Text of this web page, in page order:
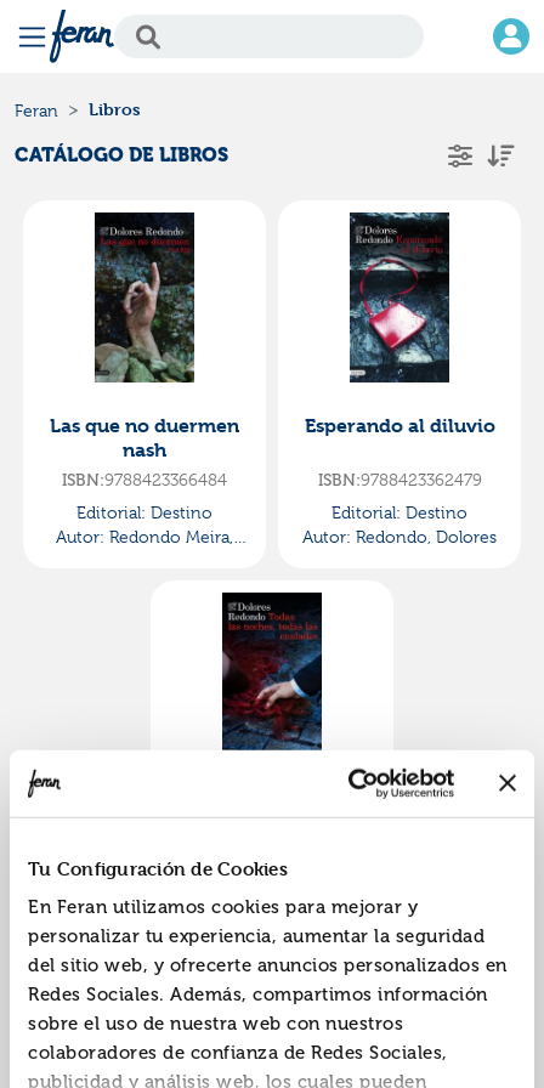
Tu Configuración de Cookies
En Feran utilizamos cookies para mejorar y
personalizar tu experiencia, aumentar la seguridad
del sitio web, y ofrecerte anuncios personalizados en
Redes Sociales. Además, compartimos información
sobre el uso de nuestra web con nuestros
colaboradores de confianza de Redes Sociales,
publicidad y análisis web, los cuales pueden
Feran Libros
CATÁLOGO DE LIBROS
Las que no duermen
nash
ISBN:9788423366484
Editorial: Destino
Autor: Redondo Meira,
Esperando al diluvio
ISBN:9788423362479
Editorial: Destino
Autor: Redondo, Dolores
ISBN:
9788423370504
« 1 »